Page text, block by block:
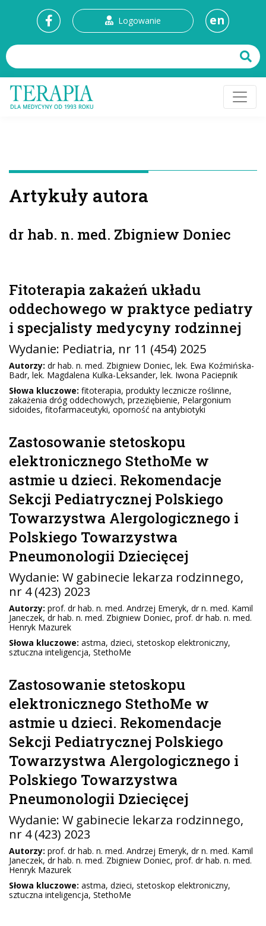
Logowanie en
Artykuły autora
dr hab. n. med. Zbigniew Doniec
Fitoterapia zakażeń układu
oddechowego w praktyce pediatry
i specjalisty medycyny rodzinnej
Wydanie: Pediatria, nr 11 (454) 2025
Autorzy: dr hab. n. med. Zbigniew Doniec, lek. Ewa Koźmińska-
Badr, lek. Magdalena Kulka-Leksander, lek. Iwona Paciepnik
Słowa kluczowe: fitoterapia, produkty lecznicze roślinne,
zakażenia dróg oddechowych, przeziębienie, Pelargonium
sidoides, fitofarmaceutyki, oporność na antybiotyki
Zastosowanie stetoskopu
elektronicznego StethoMe w
astmie u dzieci. Rekomendacje
Sekcji Pediatrycznej Polskiego
Towarzystwa Alergologicznego i
Polskiego Towarzystwa
Pneumonologii Dziecięcej
Wydanie: W gabinecie lekarza rodzinnego,
nr 4 (423) 2023
Autorzy: prof. dr hab. n. med. Andrzej Emeryk, dr n. med. Kamil
Janeczek, dr hab. n. med. Zbigniew Doniec, prof. dr hab. n. med.
Henryk Mazurek
Słowa kluczowe: astma, dzieci, stetoskop elektroniczny,
sztuczna inteligencja, StethoMe
Zastosowanie stetoskopu
elektronicznego StethoMe w
astmie u dzieci. Rekomendacje
Sekcji Pediatrycznej Polskiego
Towarzystwa Alergologicznego i
Polskiego Towarzystwa
Pneumonologii Dziecięcej
Wydanie: W gabinecie lekarza rodzinnego,
nr 4 (423) 2023
Autorzy: prof. dr hab. n. med. Andrzej Emeryk, dr n. med. Kamil
Janeczek, dr hab. n. med. Zbigniew Doniec, prof. dr hab. n. med.
Henryk Mazurek
Słowa kluczowe: astma, dzieci, stetoskop elektroniczny,
sztuczna inteligencja, StethoMe